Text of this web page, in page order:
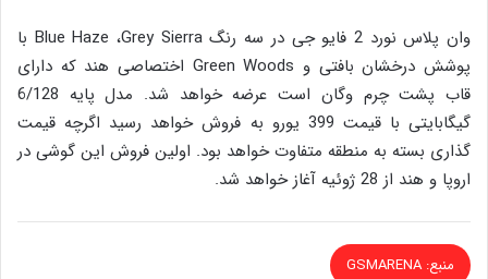
وان پلاس نورد 2 فایو جی در سه رنگ Blue Haze ،Grey Sierra با
پوشش درخشان بافتی و Green Woods اختصاصی هند که دارای
قاب پشت چرم وگان است عرضه خواهد شد. مدل پایه 6/128
گیگابایتی با قیمت 399 یورو به فروش خواهد رسید اگرچه قیمت
گذاری بسته به منطقه متفاوت خواهد بود. اولین فروش این گوشی در
اروپا و هند از 28 ژوئیه آغاز خواهد شد.
منبع: GSMARENA